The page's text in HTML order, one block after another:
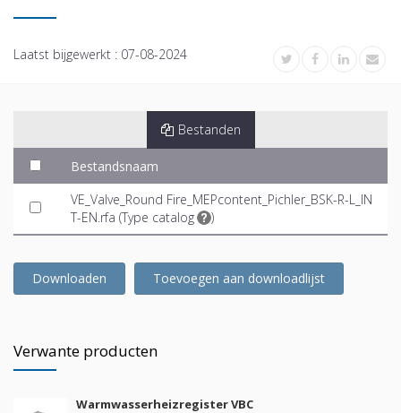
Laatst bijgewerkt : 07-08-2024
Bestanden
Bestandsnaam
VE_Valve_Round Fire_MEPcontent_Pichler_BSK-R-L_IN
T-EN.rfa (Type catalog )
Downloaden Toevoegen aan downloadlijst
Verwante producten
Warmwasserheizregister VBC